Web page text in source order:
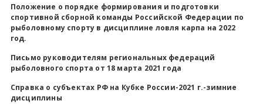
Положение о порядке формирования и подготовки
спортивной сборной команды Российской Федерации по
рыболовному спорту в дисциплине ловля карпа на 2022
год.
Письмо руководителям региональных федераций
рыболовного спорта от 18 марта 2021 года
Справка о субъектах РФ на Кубке России-2021 г.-зимние
дисциплины